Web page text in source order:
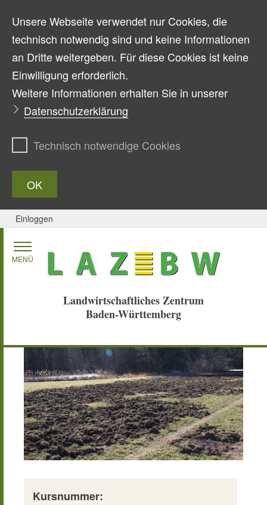
Unsere Webseite verwendet nur Cookies, die
technisch notwendig sind und keine Informationen
an Dritte weitergeben. Für diese Cookies ist keine
Einwilligung erforderlich.
Weitere Informationen erhalten Sie in unserer
Datenschutzerklärung
Technisch notwendige Cookies
OK
Zum Inhalt springen
Einloggen
Landwirtschaftliches Zentrum
Baden-Württemberg
MENÜ
Kursnummer: